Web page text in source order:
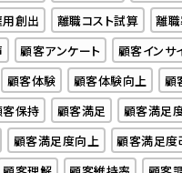
用創出 離職コスト試算
離
顧客アンケート
顧客インサ
顧客体験 顧客体験向上
顧
客保持 顧客満足
顧客満足
顧客満足度向上
顧客満足度